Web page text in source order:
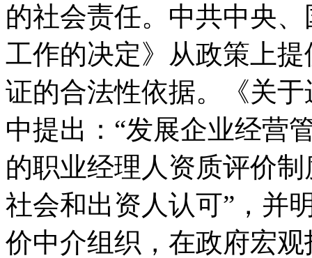
的社会责任。中共中央
工作的决定》从政策上
证的合法性依据。《关
中提出：“发展企业经营
的职业经理人资质评价
社会和出资人认可”，并
价中介组织，在政府宏